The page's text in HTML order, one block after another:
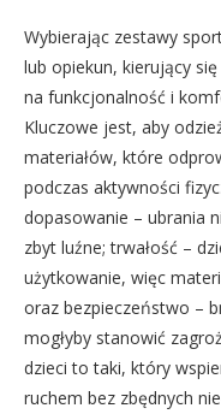
Wybierając zestawy
lub opiekun, kierujący
na funkcjonalność i
Kluczowe jest, aby
materiałów, które
podczas aktywności
dopasowanie – ubrania
zbyt luźne; trwałość –
użytkowanie, więc
oraz bezpieczeństwo –
mogłyby stanowić
dzieci to taki, który
ruchem bez zbędnych